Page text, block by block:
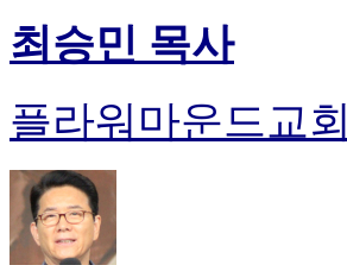
최승민 목사
플라워마운드교회